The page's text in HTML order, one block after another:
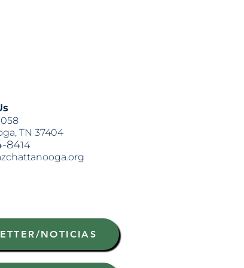
TN 37404
8414
NOTICIAS